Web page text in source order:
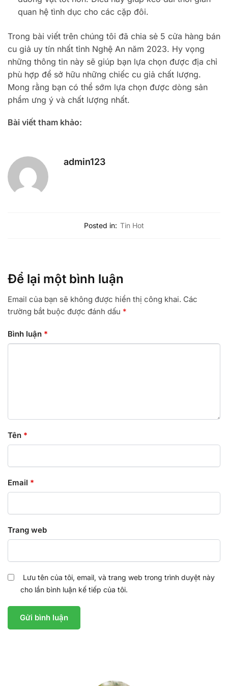
quan hệ tình dục cho các cặp đôi.
Trong bài viết trên chúng tôi đã chia sẻ 5 cửa hàng bán
cu giả uy tín nhất tỉnh Nghệ An năm 2023. Hy vọng
những thông tin này sẽ giúp bạn lựa chọn được địa chỉ
phù hợp để sở hữu những chiếc cu giả chất lượng.
Mong rằng bạn có thể sớm lựa chọn được dòng sản
phẩm ưng ý và chất lượng nhất.
Bài viết tham khảo:
admin123
Posted in: Tin Hot
Để lại một bình luận
Email của bạn sẽ không được hiển thị công khai. Các
trường bắt buộc được đánh dấu *
Bình luận *
Tên *
Email *
Trang web
Lưu tên của tôi, email, và trang web trong trình duyệt này
cho lần bình luận kế tiếp của tôi.